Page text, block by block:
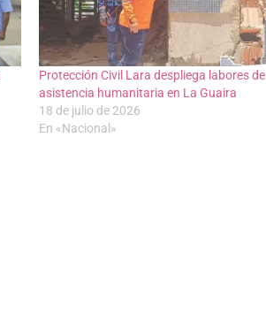
Protección Civil Lara despliega labores de
asistencia humanitaria en La Guaira
18 de julio de 2026
En «Nacional»